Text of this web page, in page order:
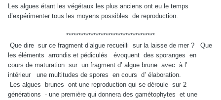
Les algues étant les végétaux les plus anciens ont eu le temps
d’expérimenter tous les moyens possibles de reproduction.
************************************
Que dire sur ce fragment d’algue recueilli sur la laisse de mer ? Que
les éléments arrondis et pédiculés évoquent des sporanges en
cours de maturation sur un fragment d’ algue brune avec à l’
intérieur une multitudes de spores en cours d’ élaboration.
Les algues brunes ont une reproduction qui se déroule sur 2
générations - une première qui donnera des gamétophytes et une